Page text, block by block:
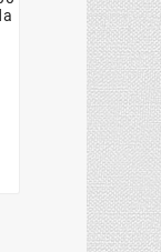
 
Bass Face
200
3000